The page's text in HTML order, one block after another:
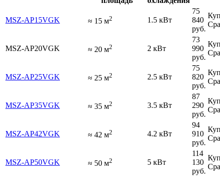
MSZ-AP15VGK ≈ 15 м2 1.5 кВт
75
840
руб.
MSZ-AP20VGK ≈ 20 м2 2 кВт
73
990
руб.
MSZ-AP25VGK ≈ 25 м2 2.5 кВт
75
820
руб.
MSZ-AP35VGK ≈ 35 м2 3.5 кВт
87
290
руб.
MSZ-AP42VGK ≈ 42 м2 4.2 кВт
94
910
руб.
MSZ-AP50VGK ≈ 50 м2 5 кВт
114
130
руб.